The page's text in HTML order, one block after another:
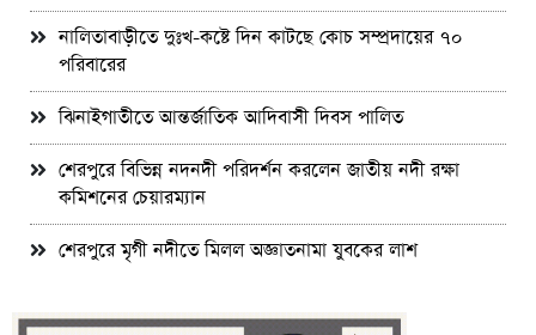
নালিতাবাড়ীতে দুঃখ-কষ্টে দিন কাটছে কোচ সম্প্রদায়ের ৭০
পরিবারের
ঝিনাইগাতীতে আন্তর্জাতিক আদিবাসী দিবস পালিত
শেরপুরে বিভিন্ন নদনদী পরিদর্শন করলেন জাতীয় নদী রক্ষা
কমিশনের চেয়ারম্যান
শেরপুরে মৃগী নদীতে মিলল অজ্ঞাতনামা যুবকের লাশ